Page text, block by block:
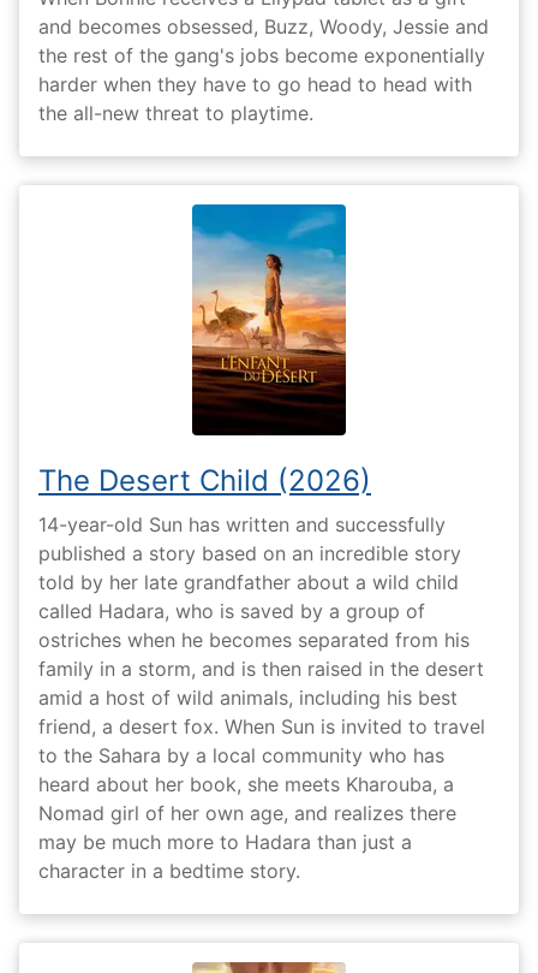
and becomes obsessed, Buzz, Woody, Jessie and
the rest of the gang's jobs become exponentially
harder when they have to go head to head with
the all-new threat to playtime.
The Desert Child (2026)
14-year-old Sun has written and successfully
published a story based on an incredible story
told by her late grandfather about a wild child
called Hadara, who is saved by a group of
ostriches when he becomes separated from his
family in a storm, and is then raised in the desert
amid a host of wild animals, including his best
friend, a desert fox. When Sun is invited to travel
to the Sahara by a local community who has
heard about her book, she meets Kharouba, a
Nomad girl of her own age, and realizes there
may be much more to Hadara than just a
character in a bedtime story.